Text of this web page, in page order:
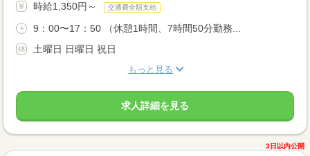
時給1,350円～ 交通費全額支給
9：00〜17：50 （休憩1時間、7時間50分勤務...
土曜日 日曜日 祝日
もっと見る
求人詳細を見る
3日以内公開